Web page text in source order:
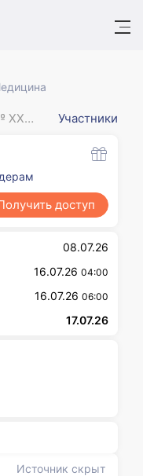
№ XXXXXXX Участники
Источник скрыт
доступ
08.07.26
16.07.26 04:00
16.07.26 06:00
17.07.26